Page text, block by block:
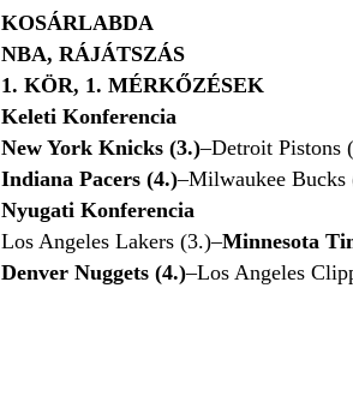
KOSÁRLABDA
NBA, RÁJÁTSZÁS
1. KÖR, 1. MÉRKŐZÉSEK
Keleti Konferencia
New York Knicks (3.)–Detroit Pistons
Indiana Pacers (4.)–Milwaukee Bucks
Nyugati Konferencia
Los Angeles Lakers (3.)–Minnesota
Denver Nuggets (4.)–Los Angeles